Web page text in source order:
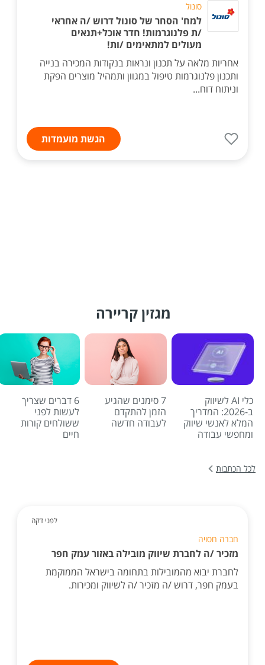
סונול
למח' הסחר של סונול דרוש /ה אחראי
/ת פלנוגרמות! חדר אוכל+תנאים
מעולים למתאימים /ות!
אחריות מלאה על תכנון ונראות בנקודות המכירה בנייה
ותכנון פלנוגרמות טיפול במגוון ותמהיל מוצרים הפקת
וניתוח דוח...
הגשת מועמדות
מגזין קריירה
כלי AI לשיווק
ב-2026: המדריך
המלא לאנשי שיווק
ומחפשי עבודה
7 סימנים שהגיע
הזמן להתקדם
לעבודה חדשה
6 דברים שצריך
לעשות לפני
ששולחים קורות
חיים
לכל הכתבות
לפני דקה
חברה חסויה
מזכיר /ה לחברת שיווק מובילה באזור עמק חפר
לחברת יבוא מהמובילות בתחומה בישראל הממוקמת
בעמק חפר, דרוש /ה מזכיר /ה לשיווק ומכירות.